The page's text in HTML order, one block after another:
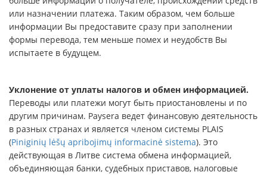
или назначении платежа. Таким образом, чем больше
информации Вы предоставите сразу при заполнении
формы перевода, тем меньше помех и неудобств Вы
испытаете в будущем.
Уклонение от уплаты налогов и обмен информацией.
Переводы или платежи могут быть приостановлены и по
другим причинам. Paysera ведет финансовую деятельность
в разных странах и является членом системы PLAIS
(Piniginių lėšų apribojimų informacinė sistema). Это
действующая в Литве система обмена информацией,
объединяющая банки, судебных приставов, налоговые